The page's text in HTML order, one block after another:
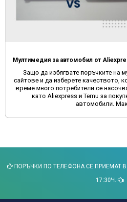
Защо да избягвате поръчките на
сайтове и да изберете качеството,
време много потребители се
като Aliexpress и Temu за
автомобили.
ПОРЪЧКИ ПО ТЕЛЕФОНА СЕ ПРИЕМАТ
17:30Ч.